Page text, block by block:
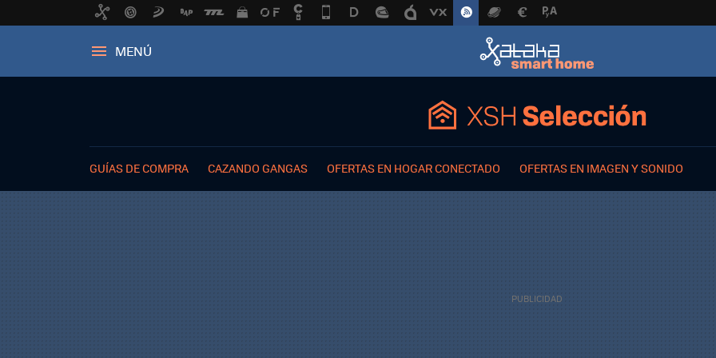
MENÚ
GUÍAS DE COMPRA CAZANDO GANGAS OFERTAS EN HOGAR CONECTADO OFERTAS EN IMAGEN Y SONIDO